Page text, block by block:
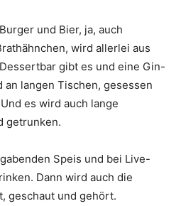
und Bier, ja, auch
wird allerlei aus
gibt es und eine Gin-
an langen Tischen, gesessen
es wird auch lange
getrunken.
Speis und bei Live-
Dann wird auch die
geschaut und gehört.